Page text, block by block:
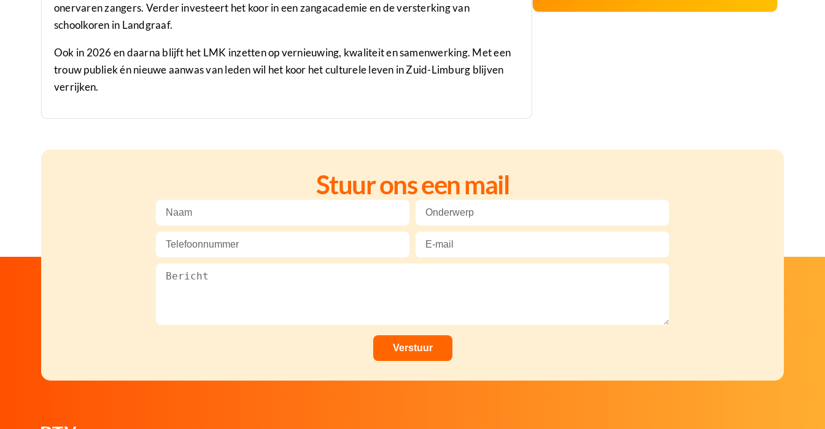
onervaren zangers. Verder investeert het koor in een zangacademie en de versterking van
schoolkoren in Landgraaf.
Ook in 2026 en daarna blijft het LMK inzetten op vernieuwing, kwaliteit en samenwerking. Met een
trouw publiek én nieuwe aanwas van leden wil het koor het culturele leven in Zuid-Limburg blijven
verrijken.
Stuur ons een mail